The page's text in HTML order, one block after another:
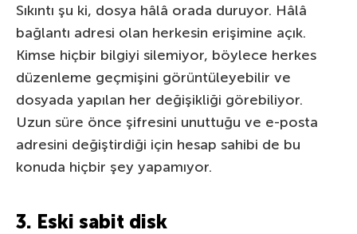
Sıkıntı şu ki, dosya hâlâ orada duruyor. Hâlâ
bağlantı adresi olan herkesin erişimine açık.
Kimse hiçbir bilgiyi silemiyor, böylece herkes
düzenleme geçmişini görüntüleyebilir ve
dosyada yapılan her değişikliği görebiliyor.
Uzun süre önce şifresini unuttuğu ve e-posta
adresini değiştirdiği için hesap sahibi de bu
konuda hiçbir şey yapamıyor.
3. Eski sabit disk